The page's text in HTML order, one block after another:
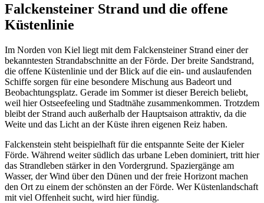
Falckensteiner Strand und die offene
Küstenlinie
Im Norden von Kiel liegt mit dem Falckensteiner Strand einer der
bekanntesten Strandabschnitte an der Förde. Der breite Sandstrand,
die offene Küstenlinie und der Blick auf die ein- und auslaufenden
Schiffe sorgen für eine besondere Mischung aus Badeort und
Beobachtungsplatz. Gerade im Sommer ist dieser Bereich beliebt,
weil hier Ostseefeeling und Stadtnähe zusammenkommen. Trotzdem
bleibt der Strand auch außerhalb der Hauptsaison attraktiv, da die
Weite und das Licht an der Küste ihren eigenen Reiz haben.
Falckenstein steht beispielhaft für die entspannte Seite der Kieler
Förde. Während weiter südlich das urbane Leben dominiert, tritt hier
das Strandleben stärker in den Vordergrund. Spaziergänge am
Wasser, der Wind über den Dünen und der freie Horizont machen
den Ort zu einem der schönsten an der Förde. Wer Küstenlandschaft
mit viel Offenheit sucht, wird hier fündig.